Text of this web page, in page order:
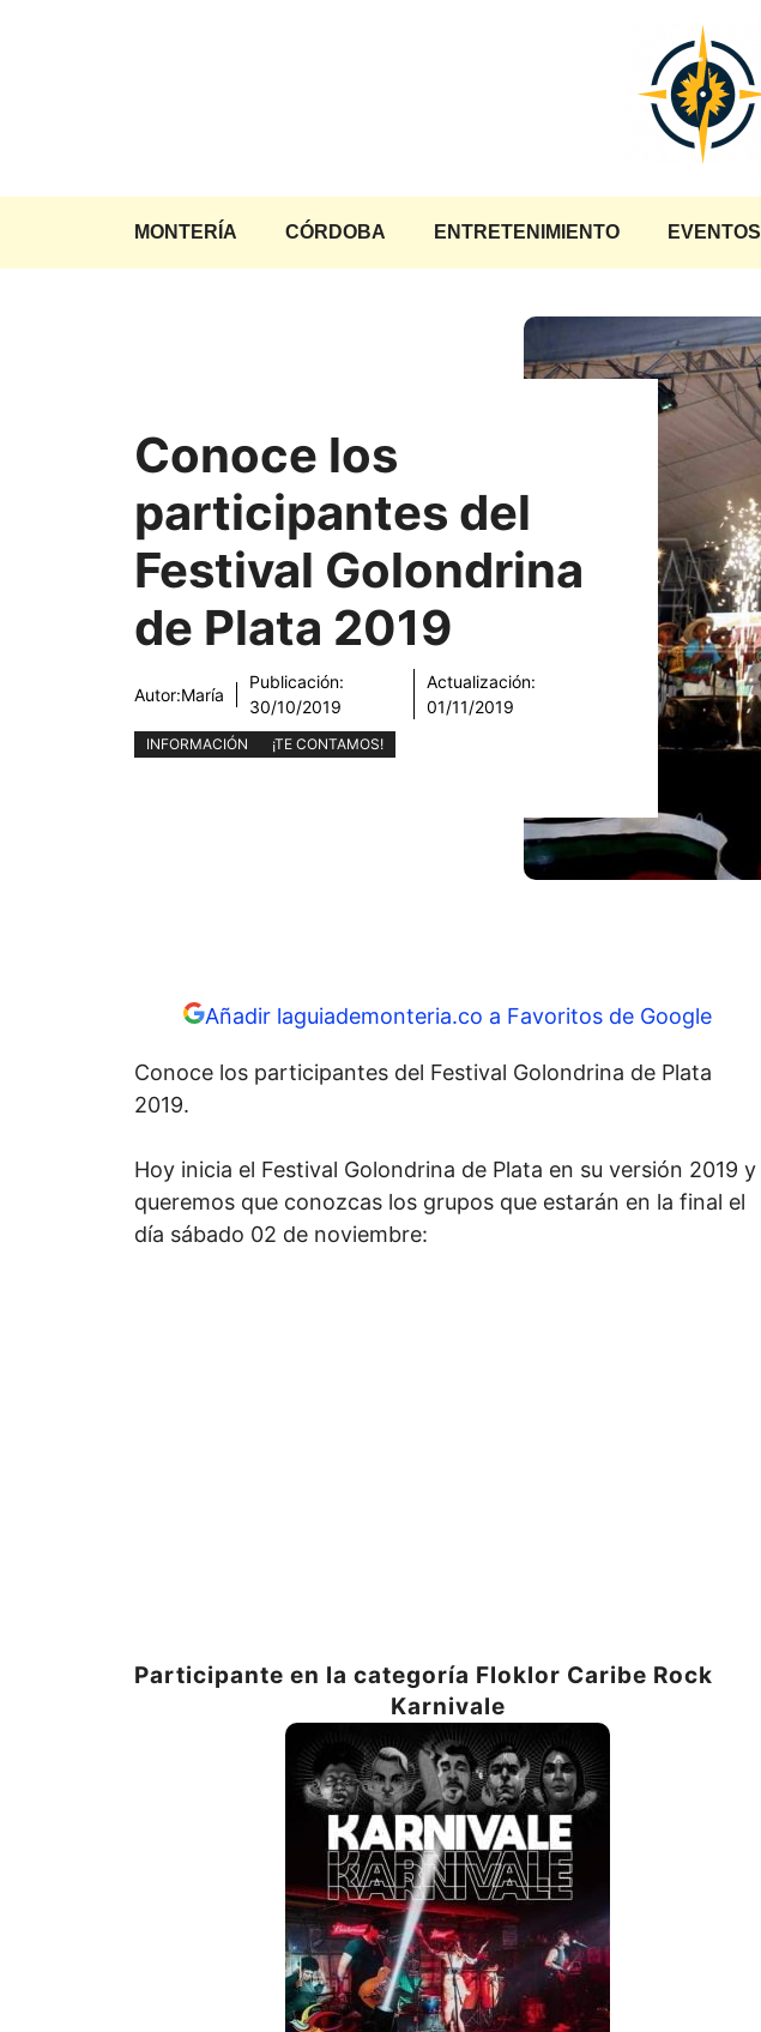
MONTERÍA CÓRDOBA ENTRETENIMIENTO EVENTOS
Conoce los
participantes del
Festival Golondrina
de Plata 2019
Autor:María
Publicación:
30/10/2019
Actualización:
01/11/2019
INFORMACIÓN ¡TE CONTAMOS!
Añadir laguiademonteria.co a Favoritos de Google
Conoce los participantes del Festival Golondrina de Plata
2019.
Hoy inicia el Festival Golondrina de Plata en su versión 2019 y
queremos que conozcas los grupos que estarán en la final el
día sábado 02 de noviembre:
Participante en la categoría Floklor Caribe Rock
Karnivale